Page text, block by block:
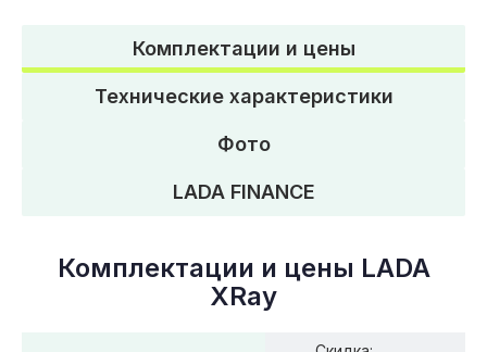
Комплектации и цены
Технические характеристики
Фото
LADA FINANCE
Комплектации и цены LADA
XRay